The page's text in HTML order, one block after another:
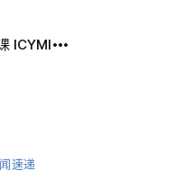
ICYMI
速递